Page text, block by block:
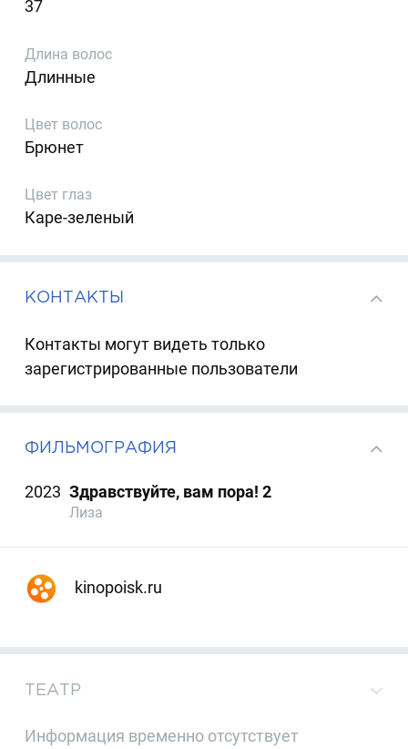
37
Длина волос
Длинные
Цвет волос
Брюнет
Цвет глаз
Каре-зеленый
КОНТАКТЫ
Контакты могут видеть только
зарегистрированные пользователи
ФИЛЬМОГРАФИЯ
2023 Здравствуйте, вам пора! 2
Лиза
kinopoisk.ru
ТЕАТР
Информация временно отсутствует